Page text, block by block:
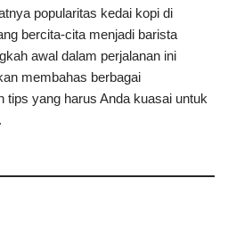
popularitas kedai kopi di
bercita-cita menjadi barista
awal dalam perjalanan ini
membahas berbagai
tips yang harus Anda kuasai untuk